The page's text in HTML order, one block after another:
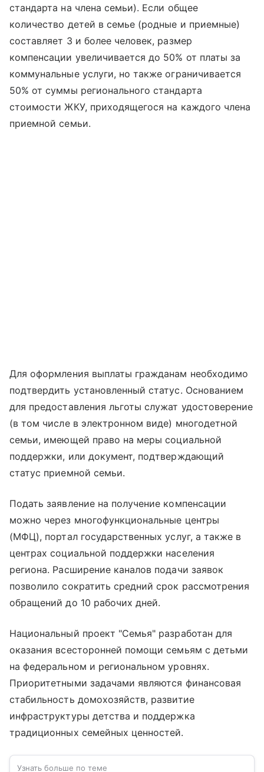
стандарта на члена семьи). Если общее
количество детей в семье (родные и приемные)
составляет 3 и более человек, размер
компенсации увеличивается до 50% от платы за
коммунальные услуги, но также ограничивается
50% от суммы регионального стандарта
стоимости ЖКУ, приходящегося на каждого члена
приемной семьи.
Для оформления выплаты гражданам необходимо
подтвердить установленный статус. Основанием
для предоставления льготы служат удостоверение
(в том числе в электронном виде) многодетной
семьи, имеющей право на меры социальной
поддержки, или документ, подтверждающий
статус приемной семьи.
Подать заявление на получение компенсации
можно через многофункциональные центры
(МФЦ), портал государственных услуг, а также в
центрах социальной поддержки населения
региона. Расширение каналов подачи заявок
позволило сократить средний срок рассмотрения
обращений до 10 рабочих дней.
Национальный проект "Семья" разработан для
оказания всесторонней помощи семьям с детьми
на федеральном и региональном уровнях.
Приоритетными задачами являются финансовая
стабильность домохозяйств, развитие
инфраструктуры детства и поддержка
традиционных семейных ценностей.
Узнать больше по теме